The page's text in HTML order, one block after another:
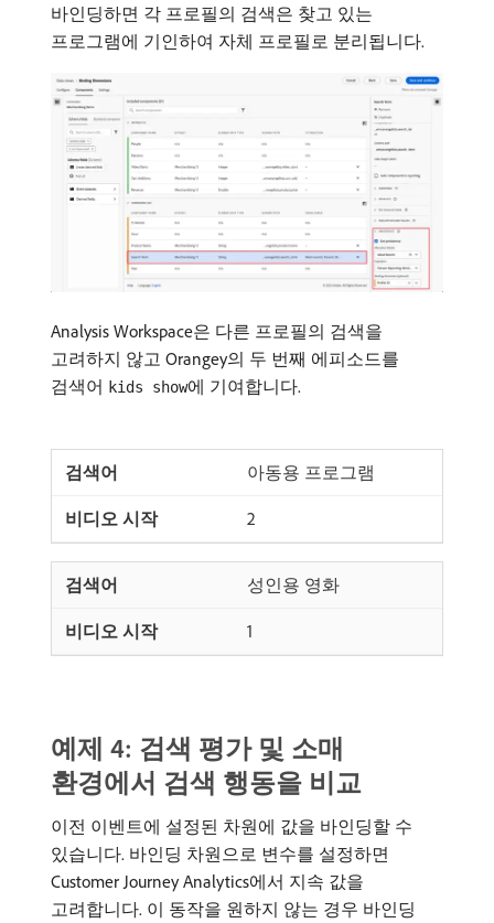
바인딩하면 각 프로필의 검색은 찾고 있는
프로그램에 기인하여 자체 프로필로 분리됩니다.
Analysis Workspace은 다른 프로필의 검색을
고려하지 않고 Orangey의 두 번째 에피소드를
검색어 kids show에 기여합니다.
아동용 프로그램
2
성인용 영화
1
예제 4: 검색 평가 및 소매
환경에서 검색 행동을 비교
이전 이벤트에 설정된 차원에 값을 바인딩할 수
있습니다. 바인딩 차원으로 변수를 설정하면
Customer Journey Analytics에서 지속 값을
고려합니다. 이 동작을 원하지 않는 경우 바인딩